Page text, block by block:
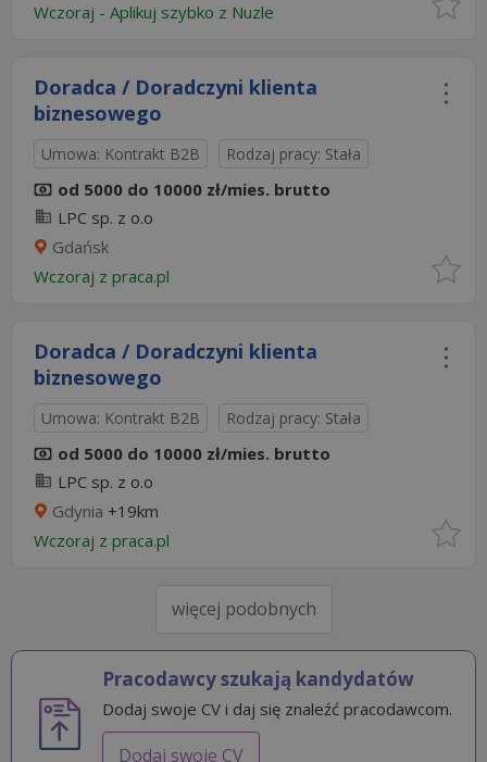
Wczoraj - Aplikuj szybko z Nuzle
Doradca / Doradczyni klienta
biznesowego
Umowa: Kontrakt B2B Rodzaj pracy: Stała
od 5000 do 10000 zł/mies. brutto
LPC sp. z o.o
Gdańsk
Wczoraj z praca.pl
Doradca / Doradczyni klienta
biznesowego
Umowa: Kontrakt B2B Rodzaj pracy: Stała
od 5000 do 10000 zł/mies. brutto
LPC sp. z o.o
Gdynia +19km
Wczoraj z praca.pl
więcej podobnych
Pracodawcy szukają kandydatów
Dodaj swoje CV i daj się znaleźć pracodawcom.
Dodaj swoje CV